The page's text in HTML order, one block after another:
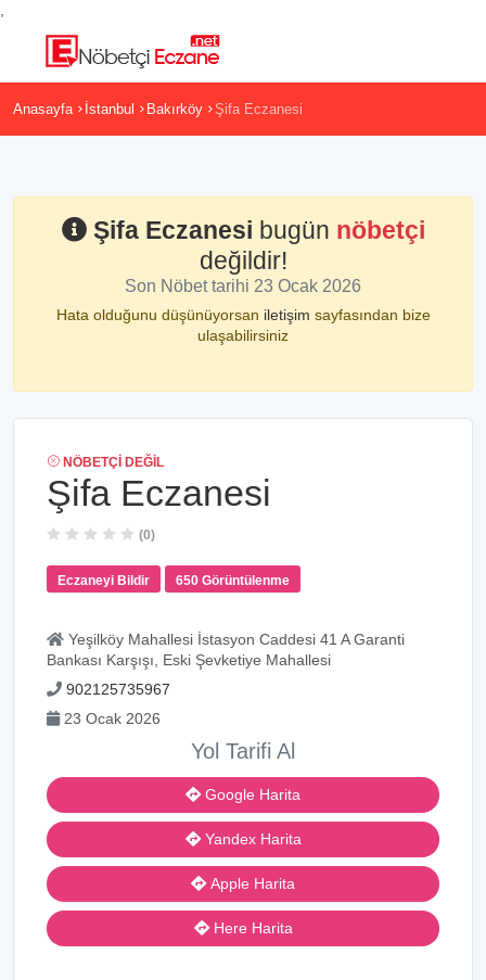
Anasayfa İstanbul Bakırköy Şifa Eczanesi
Şifa Eczanesi bugün nöbetçi
değildir!
Son Nöbet tarihi 23 Ocak 2026
Hata olduğunu düşünüyorsan iletişim sayfasından bize
ulaşabilirsiniz
NÖBETÇI DEĞIL
Şifa Eczanesi
(0)
Eczaneyi Bildir 650 Görüntülenme
Yeşilköy Mahallesi İstasyon Caddesi 41 A Garanti
Bankası Karşışı, Eski Şevketiye Mahallesi
902125735967
23 Ocak 2026
Yol Tarifi Al
Google Harita
Yandex Harita
Apple Harita
Here Harita